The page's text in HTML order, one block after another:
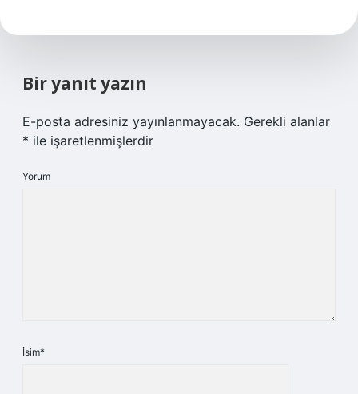
Bir yanıt yazın
E-posta adresiniz yayınlanmayacak. Gerekli alanlar
* ile işaretlenmişlerdir
Yorum
İsim*